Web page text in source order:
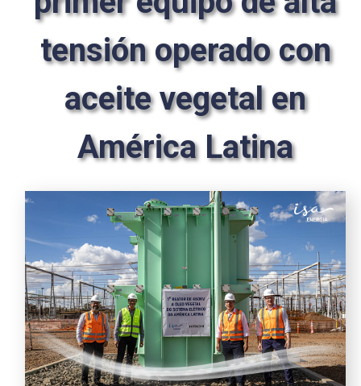
tensión operado con
aceite vegetal en
América Latina